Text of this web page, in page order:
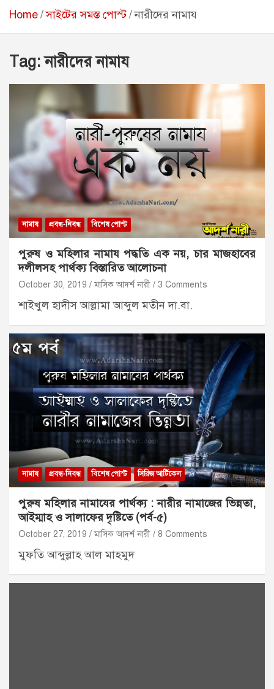
Home সাইটের সমস্ত পোস্ট নারীদের নামায
Tag:নারীদের নামায
নামায প্রবন্ধ-নিবন্ধ বিশেষ পোস্ট
পুরুষ ও মহিলার নামায পদ্ধতি এক নয়, চার মাজহাবের
দলীলসহ পার্থক্য বিস্তারিত আলোচনা
October 30, 2019 মাসিক আদর্শ নারী 3 Comments
শাইখুল হাদীস আল্লামা আব্দুল মতীন দা.বা.
নামায প্রবন্ধ-নিবন্ধ বিশেষ পোস্ট সিরিজ আর্টিকেল
পুরুষ মহিলার নামাযের পার্থক্য : নারীর নামাজের ভিন্নতা,
আইম্মাহ ও সালাফের দৃষ্টিতে (পর্ব-৫)
October 27, 2019 মাসিক আদর্শ নারী 8 Comments
মুফতি আব্দুল্লাহ আল মাহমুদ